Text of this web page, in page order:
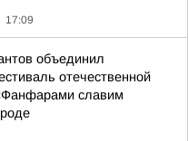
17:09
объединил
отечественной
славим